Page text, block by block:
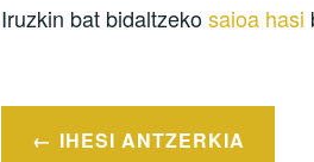
Iruzkin bat bidaltzekosaioa hasi
PostIHESI ANTZERKIA